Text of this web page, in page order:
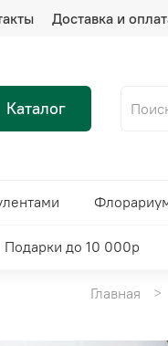
Доставка и
Каталог
Подарки до 10 000р
Главная